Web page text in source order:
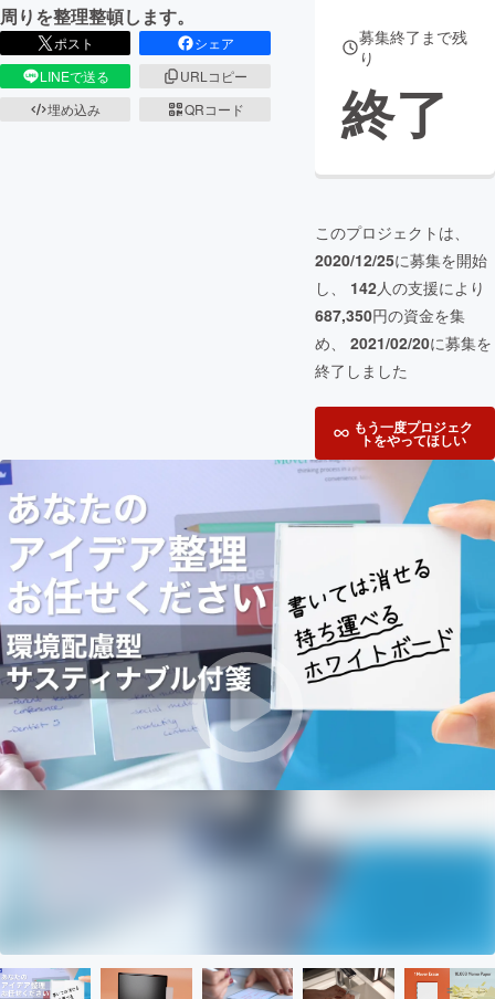
周りを整理整頓します。
ポスト
シェア
LINEで送る
URLコピー
埋め込み
QRコード
募集終了まで残
り
終了
このプロジェクトは、
2020/12/25に募集を開始
し、 142人の支援により
687,350円の資金を集
め、 2021/02/20に募集を
終了しました
もう一度プロジェク
トをやってほしい